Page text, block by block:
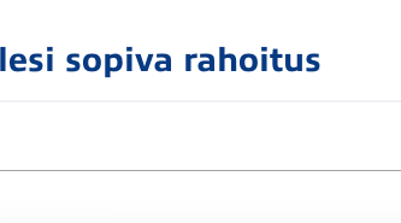
sopiva rahoitus